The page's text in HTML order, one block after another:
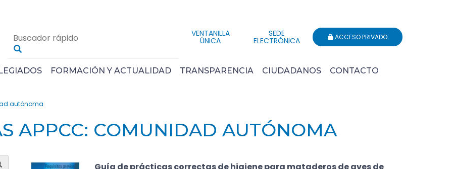
VENTANILLA
ÚNICA
SEDE
ELECTRÓNICA ACCESO PRIVADO
FORMACIÓN Y ACTUALIDAD TRANSPARENCIA CIUDADANOS CONTACTO
autónoma
APPCC: COMUNIDAD AUTÓNOMA